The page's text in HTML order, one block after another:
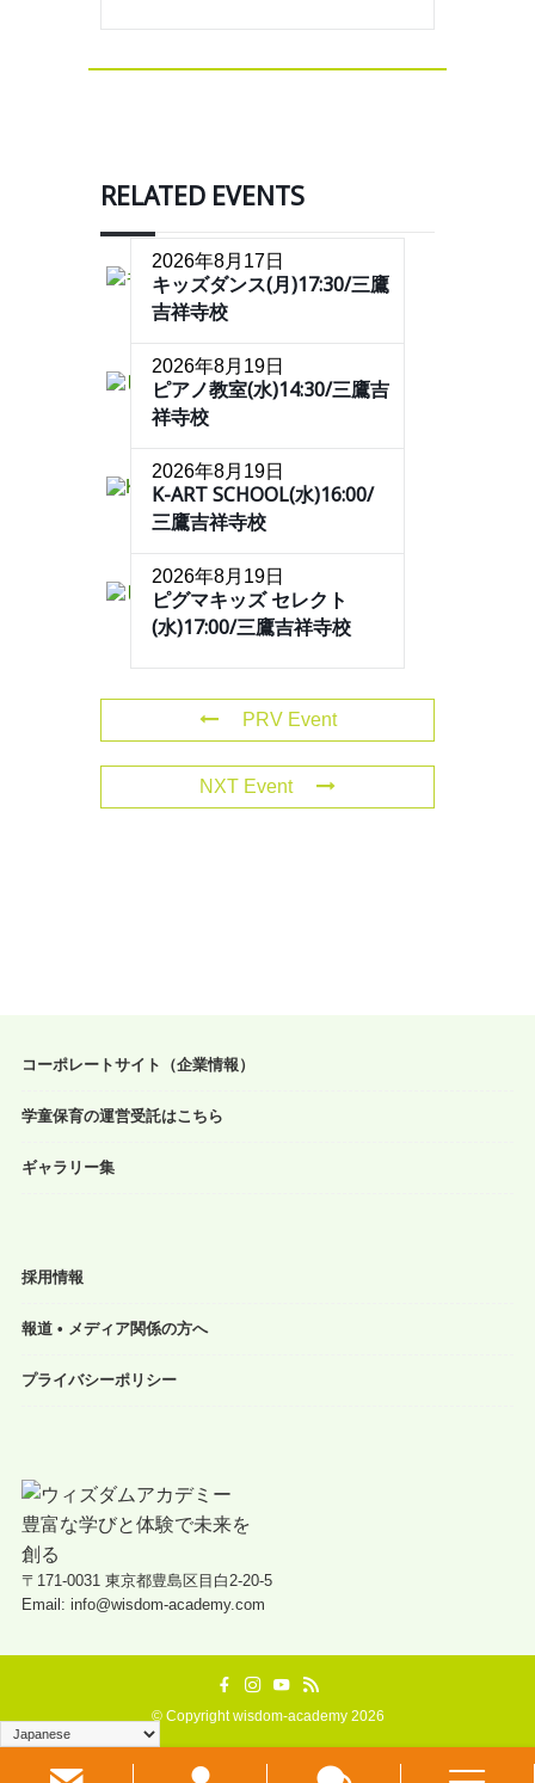
RELATED EVENTS
2026年8月17日
キッズダンス(月)17:30/三鷹
吉祥寺校
2026年8月19日
ピアノ教室(水)14:30/三鷹吉
祥寺校
2026年8月19日
K-ART SCHOOL(水)16:00/
三鷹吉祥寺校
2026年8月19日
ピグマキッズ セレクト
(水)17:00/三鷹吉祥寺校
PRV Event
NXT Event
コーポレートサイト（企業情報）
学童保育の運営受託はこちら
ギャラリー集
採用情報
報道 • メディア関係の方へ
プライバシーポリシー
〒171-0031 東京都豊島区目白2-20-5
Email: info@wisdom-academy.com
©Copyright wisdom-academy 2026